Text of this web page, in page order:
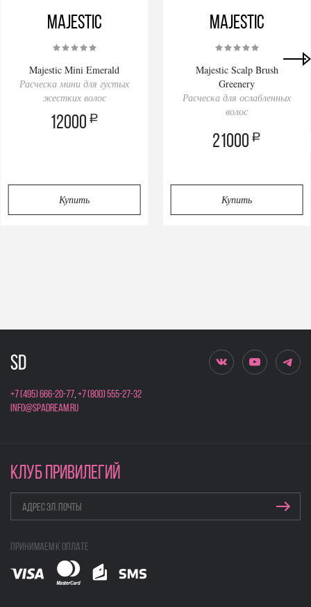
Majestic
Majestic Mini Emerald
Расческа мини для густых
жестких волос
12000 a
Купить
Majestic
Majestic Scalp Brush
Greenery
Расческа для ослабленных
волос
21000 a
Купить
+7 (495) 666-20-77,+7 (800) 555-27-32
info@spadream.ru
КЛУБ ПРИВИЛЕГИЙ
Принимаем к оплате
Privacy notice